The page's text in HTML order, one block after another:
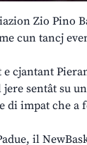
Zio Pino
cun tancj
cjantant
sentât su
di impat che a
il